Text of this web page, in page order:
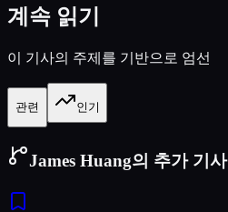
계속 읽기
이 기사의 주제를 기반으로 엄선
관련 인기
James Huang의 추가 기사